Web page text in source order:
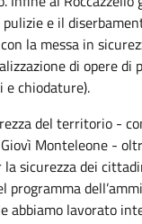
e il
la messa in
di opere di
chiodature).
del territorio -
Monteleone -
sicurezza dei
programma
abbiamo lavorato